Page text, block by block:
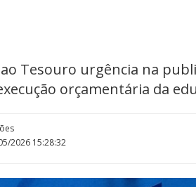
Tesouro urgência na
orçamentária da
2026 15:28:32